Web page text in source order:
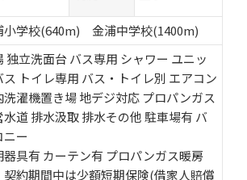
小学校(640m) 金浦中学校(1400m)
独立洗面台バス専用 シャワー ユニッ
ス トイレ専用 バス・トイレ別 エアコン
洗濯機置き場地デジ対応 プロパンガス
水道排水汲取排水その他 駐車場有 バ
ニー
器具有 カーテン有 プロパンガス暖房
約期間中は少額短期保険(借家人賠償